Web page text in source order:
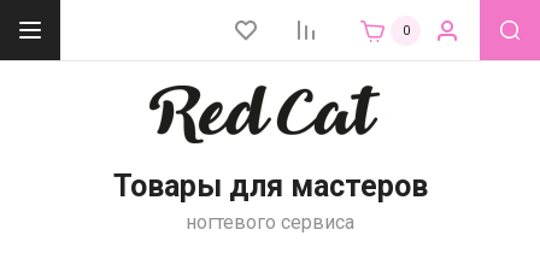
0
Товары для мастеров
ногтевого сервиса